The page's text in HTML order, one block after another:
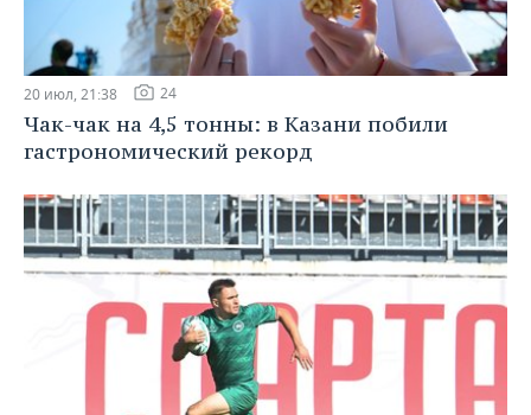
20 июл, 21:38 24
Чак-чак на 4,5 тонны: в Казани побили
гастрономический рекорд